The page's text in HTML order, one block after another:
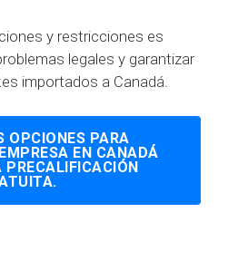
y restricciones es
legales y garantizar
importados a Canadá.
OPCIONES PARA
EN CANADÁ
PRECALIFICACIÓN